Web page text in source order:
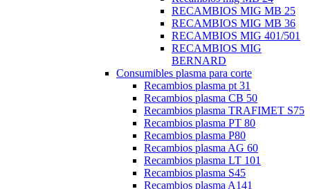
RECAMBIOS MIG MB 25
RECAMBIOS MIG MB 36
RECAMBIOS MIG 401/501
RECAMBIOS MIG
BERNARD
Consumibles plasma para corte
Recambios plasma pt 31
Recambios plasma CB 50
Recambios plasma TRAFIMET S75
Recambios plasma PT 80
Recambios plasma P80
Recambios plasma AG 60
Recambios plasma LT 101
Recambios plasma S45
Recambios plasma A141